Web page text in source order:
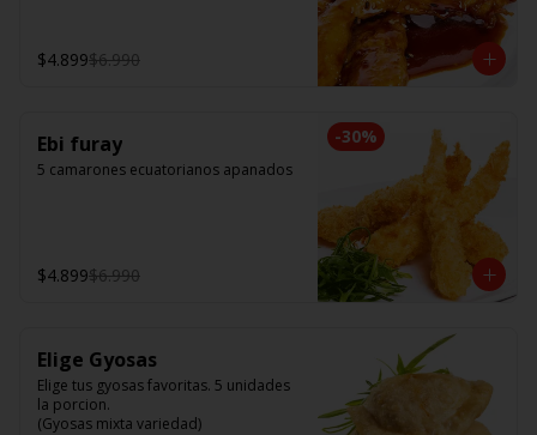
$4.899$6.990
-30%
Ebi furay
5 camarones ecuatorianos apanados
$4.899$6.990
Elige Gyosas
Elige tus gyosas favoritas. 5 unidades
la porcion.
(Gyosas mixta variedad)